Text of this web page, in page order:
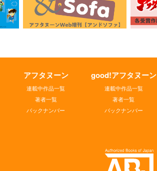
アフタヌーン
連載中作品一覧
著者一覧
バックナンバー
good!アフタヌーン
連載中作品一覧
著者一覧
バックナンバー